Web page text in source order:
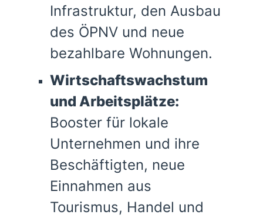
Infrastruktur, den Ausbau
des ÖPNV und neue
bezahlbare Wohnungen.
Wirtschaftswachstum
und Arbeitsplätze:
Booster für lokale
Unternehmen und ihre
Beschäftigten, neue
Einnahmen aus
Tourismus, Handel und